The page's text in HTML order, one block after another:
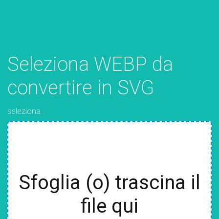
Seleziona WEBP da
convertire in SVG
seleziona
Sfoglia (o) trascina il
file qui